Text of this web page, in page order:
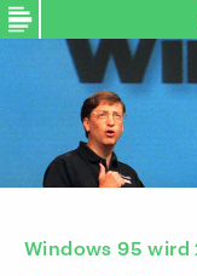
Windows 95 wird